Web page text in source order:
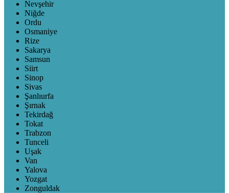
Nevşehir
Niğde
Ordu
Osmaniye
Rize
Sakarya
Samsun
Siirt
Sinop
Sivas
Şanlıurfa
Şırnak
Tekirdağ
Tokat
Trabzon
Tunceli
Uşak
Van
Yalova
Yozgat
Zonguldak